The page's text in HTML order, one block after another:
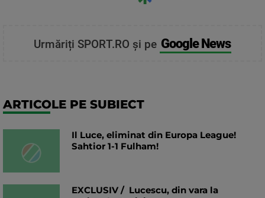
Urmăriți SPORT.RO și pe Google News
ARTICOLE PE SUBIECT
Il Luce, eliminat din Europa League!
Sahtior 1-1 Fulham!
EXCLUSIV / Lucescu, din vara la